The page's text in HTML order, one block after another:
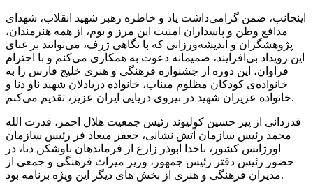
اینجانب، ضمن گرامی‌داشت یاد و خاطره رهبر شهید انقلاب، شهدای
مدافع وطن و پاسداران امنیت این مرز و بوم، از همه هنرمندان،
پژوهشگران و اندیشه‌ورزانی که با نگاهی ژرف، می‌توانند بر غنای
این رویداد بی‌افزایند، صمیمانه دعوت به همکاری می‌کنم و با احترام
فراوان، این دوره از جشنواره فرهنگی و هنری خلیج فارس را به
خانواده‌ی کودکان مظلوم میناب، خانواده دریادلان شهید ناو دنا و
خانواده عزیزان شهید در نیروی دریایی ایران عزیز، تقدیم می‌کنم.
قدردانی از پیر حسین کولیوند رئیس جمعیت هلال احمر، قدرت الله
محمد رئیس سازمان آتش نشانی، جعفر میعاد فر رئیس سازمان
اورژانس کشور، ناخدا ابوذر زارع از فرماندهان ناوشکن دنا، در
حضور رئیس دفتر رئیس جمهور، وزیر میراث فرهنگی و جمعی از
مدیران فرهنگی و هنری از بخش های دیگر این ویژه برنامه بود.